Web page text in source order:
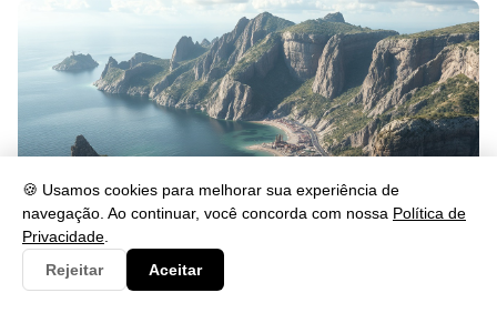
🍪 Usamos cookies para melhorar sua experiência de
navegação. Ao continuar, você concorda com nossa Política de
Privacidade
Rejeitar
Aceitar